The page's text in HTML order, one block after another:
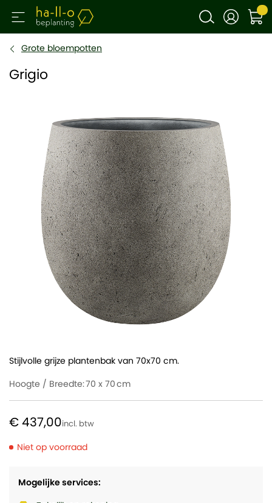
Grote bloempotten
Grigio
Hoogte / Breedte:70 x 70
Mogelijke services:
Stijlvolle grijze plantenbak van 70x70 cm.
€ 437,00
Niet op voorraad